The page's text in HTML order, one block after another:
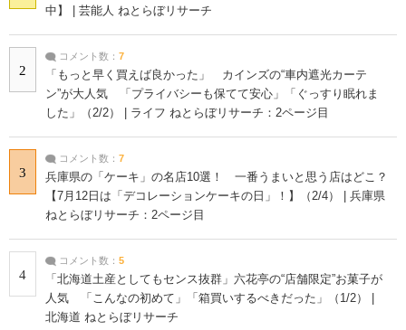
中】 | 芸能人 ねとらぼリサーチ
2
コメント数： 7
「もっと早く買えば良かった」 カインズの“車内遮光カーテ
ン”が大人気 「プライバシーも保てて安心」「ぐっすり眠れま
した」（2/2） | ライフ ねとらぼリサーチ：2ページ目
3
コメント数： 7
兵庫県の「ケーキ」の名店10選！ 一番うまいと思う店はどこ？
【7月12日は「デコレーションケーキの日」！】（2/4） | 兵庫県
ねとらぼリサーチ：2ページ目
4
コメント数： 5
「北海道土産としてもセンス抜群」六花亭の“店舗限定”お菓子が
人気 「こんなの初めて」「箱買いするべきだった」（1/2） |
北海道 ねとらぼリサーチ